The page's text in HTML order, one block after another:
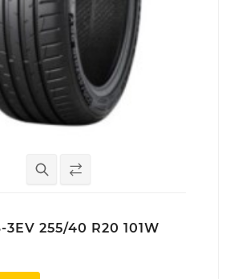
255/40 R20 101W